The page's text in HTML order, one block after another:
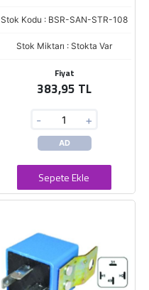
Stok Kodu : BSR-SAN-STR-108
Stok Miktarı : Stokta Var
Fiyat
383,95 TL
- +
AD
Sepete Ekle